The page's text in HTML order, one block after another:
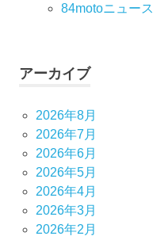
84motoニュース
アーカイブ
2026年8月
2026年7月
2026年6月
2026年5月
2026年4月
2026年3月
2026年2月